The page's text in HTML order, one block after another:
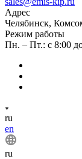
Адрес
Челябинск,
Режим работы
Пн. – Пт.: с 8:00
ru
en
ru